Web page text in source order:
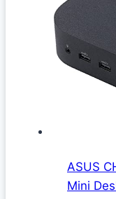
ASUS
Mini